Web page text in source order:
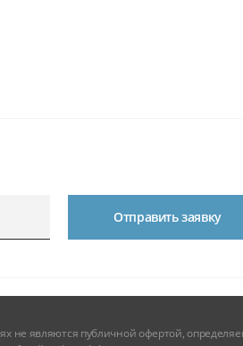
Отправить заявку
не являются публичной офертой,